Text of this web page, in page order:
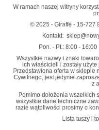
W ramach naszej witryny
© 2025 - Giraffe - 15-727
Kontakt:
Pon. - Pt.: 8:00 -
Wszystkie nazwy i znaki
ich właścicieli i zostały
Przedstawiona oferta w sklepie
Cywilnego, jest jedynie
z
Pomimo dołożenia wszelkich
wszystkie dane techniczne
razie wątpliwości prosimy o
Lista tuszy i